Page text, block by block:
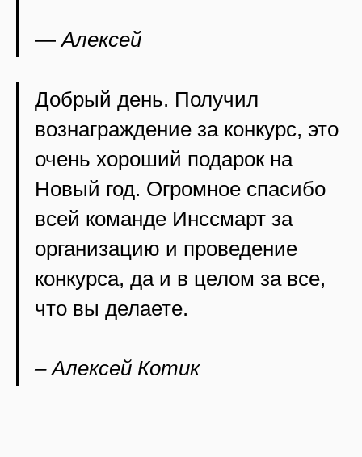
—Алексей
Добрый день. Получил
вознаграждение за конкурс, это
очень хороший подарок на
Новый год. Огромное спасибо
всей команде Инссмарт за
организацию и проведение
конкурса, да и в целом за все,
что вы делаете.
– Алексей Котик